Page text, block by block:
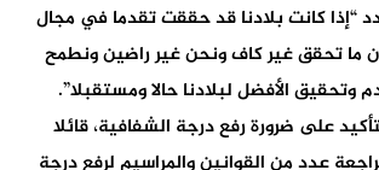
“إذا كانت بلادنا قد حققت تقدما في مجال
ما تحقق غير كاف ونحن غير راضين ونطمح
وتحقيق الأفضل لبلادنا حالا ومستقبلا”.
على ضرورة رفع درجة الشفافية، قائلا
عدد من القوانين والمراسيم لرفع درجة